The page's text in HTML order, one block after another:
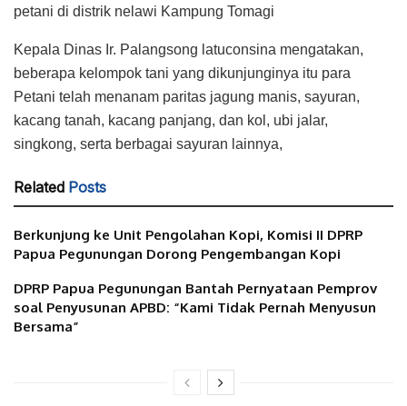
petani di distrik nelawi Kampung Tomagi
Kepala Dinas Ir. Palangsong latuconsina mengatakan,
beberapa kelompok tani yang dikunjunginya itu para
Petani telah menanam paritas jagung manis, sayuran,
kacang tanah, kacang panjang, dan kol, ubi jalar,
singkong, serta berbagai sayuran lainnya,
Related Posts
Berkunjung ke Unit Pengolahan Kopi, Komisi II DPRP
Papua Pegunungan Dorong Pengembangan Kopi
DPRP Papua Pegunungan Bantah Pernyataan Pemprov
soal Penyusunan APBD: “Kami Tidak Pernah Menyusun
Bersama”